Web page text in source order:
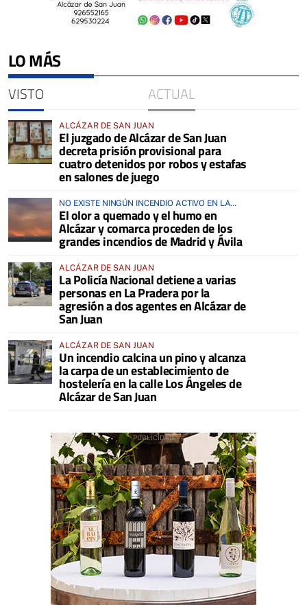
LO MÁS
VISTO ACTUAL
ALCÁZAR DE SAN JUAN
El juzgado de Alcázar de San Juan
decreta prisión provisional para
cuatro detenidos por robos y estafas
en salones de juego
NO EXISTE NINGÚN INCENDIO ACTIVO EN LA
COMARCA
El olor a quemado y el humo en
Alcázar y comarca proceden de los
grandes incendios de Madrid y Ávila
ALCÁZAR DE SAN JUAN
La Policía Nacional detiene a varias
personas en La Pradera por la
agresión a dos agentes en Alcázar de
San Juan
ALCÁZAR DE SAN JUAN
Un incendio calcina un pino y alcanza
la carpa de un establecimiento de
hostelería en la calle Los Ángeles de
Alcázar de San Juan